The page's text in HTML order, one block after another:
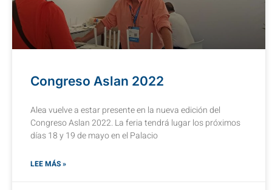
Congreso Aslan 2022
Alea vuelve a estar presente en la nueva edición del
Congreso Aslan 2022. La feria tendrá lugar los próximos
días 18 y 19 de mayo en el Palacio
LEE MÁS »